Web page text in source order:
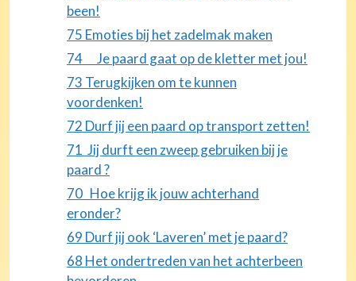
been!
75 Emoties bij het zadelmak maken
74 Je paard gaat op de kletter met jou!
73 Terugkijken om te kunnen
voordenken!
72 Durf jij een paard op transport zetten!
71 Jij durft een zweep gebruiken bij je
paard ?
70 Hoe krijg ik jouw achterhand
eronder?
69 Durf jij ook ‘Laveren’ met je paard?
68 Het ondertreden van het achterbeen